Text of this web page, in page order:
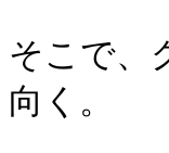
そこで、
向く。